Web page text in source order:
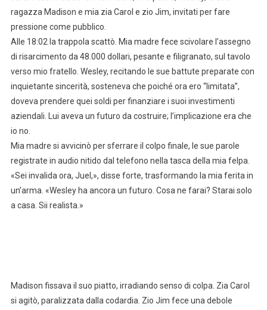
ragazza Madison e mia zia Carol e zio Jim, invitati per fare
pressione come pubblico.
Alle 18:02 la trappola scattò. Mia madre fece scivolare l’assegno
di risarcimento da 48.000 dollari, pesante e filigranato, sul tavolo
verso mio fratello. Wesley, recitando le sue battute preparate con
inquietante sincerità, sosteneva che poiché ora ero “limitata”,
doveva prendere quei soldi per finanziare i suoi investimenti
aziendali. Lui aveva un futuro da costruire; l’implicazione era che
io no.
Mia madre si avvicinò per sferrare il colpo finale, le sue parole
registrate in audio nitido dal telefono nella tasca della mia felpa.
«Sei invalida ora, Juel,», disse forte, trasformando la mia ferita in
un’arma. «Wesley ha ancora un futuro. Cosa ne farai? Starai solo
a casa. Sii realista.»
Madison fissava il suo piatto, irradiando senso di colpa. Zia Carol
si agitò, paralizzata dalla codardia. Zio Jim fece una debole